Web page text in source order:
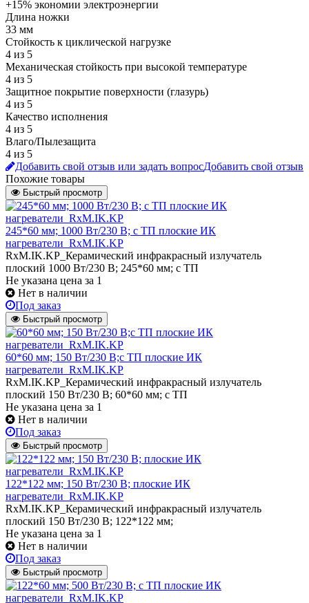
+15% экономии электроэнергии
Длина ножки
33 мм
Стойкость к циклической нагрузке
4 из 5
Механическая стойкость при высокой температуре
4 из 5
Защитное покрытие поверхности (глазурь)
4 из 5
Качество исполнения
4 из 5
Влаго/Пылезащита
4 из 5
Добавить свой отзыв или задать вопросДобавить свой отзыв
Похожие товары
Быстрый просмотр
245*60 мм; 1000 Вт/230 В; с ТП плоские ИК
нагреватели_RxM.IK.KP
RxM.IK.KP_Керамический инфракрасный излучатель
плоский 1000 Вт/230 В; 245*60 мм; с ТП
Не указана цена за 1
Нет в наличии
Под заказ
Быстрый просмотр
60*60 мм; 150 Вт/230 В;с ТП плоские ИК
нагреватели_RxM.IK.KP
RxM.IK.KP_Керамический инфракрасный излучатель
плоский 150 Вт/230 В; 60*60 мм; с ТП
Не указана цена за 1
Нет в наличии
Под заказ
Быстрый просмотр
122*122 мм; 150 Вт/230 В; плоские ИК
нагреватели_RxM.IK.KP
RxM.IK.KP_Керамический инфракрасный излучатель
плоский 150 Вт/230 В; 122*122 мм;
Не указана цена за 1
Нет в наличии
Под заказ
Быстрый просмотр